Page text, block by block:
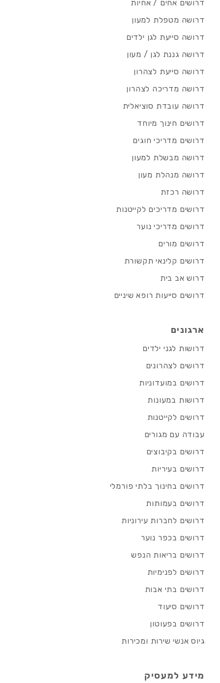
דרושים אחים / אחיות
דרושה מטפלת למעון
דרושה סייעת לגן ילדים
דרושה גננת לגן / מעון
דרושה סייעת לצהרון
דרושה מדריכה לצהרון
דרושה עובדת סוציאלית
דרושים חינוך מיוחד
דרושים מדריכי חוגים
דרושה מבשלת למעון
דרושה מנהלת מעון
דרושה רכזת
דרושים מדריכים לקייטנות
דרושים מדריכי נוער
דרושים מורים
דרושים קלינאי תקשורת
דרוש אב בית
דרושים סייעות רופא שיניים
ארגונים
דרושות לגני ילדים
דרושים לצהרונים
דרושים במועדוניות
דרושות במעונות
דרושים לקייטנות
עבודה עם מגורים
דרושים בקיבוצים
דרושים בעיריות
דרושים בחינוך בלתי פורמלי
דרושים בעמותות
דרושים לחברות עירוניות
דרושים בכפר נוער
דרושים בריאות הנפש
דרושים לפנימיות
דרושים בתי אבות
דרושים סיעוד
דרושים בפעוטון
גיוס אנשי שירות ומכירות
מידע למעסיק